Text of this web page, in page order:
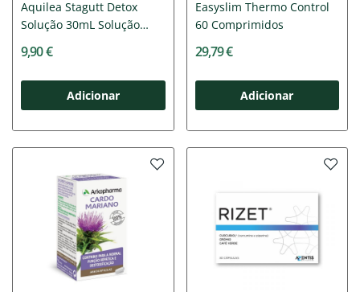
Aquilea Stagutt Detox
Solução 30mL Solução
9,90 €
Adicionar
Easyslim Thermo Control
60 Comprimidos
29,79 €
Adicionar